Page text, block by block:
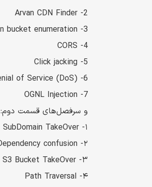
2- Arvan CDN Finder
3- Arvan bucket enumeration
4- CORS
5- Click jacking
6- Denial of Service (DoS)
7- OGNL Injection
و سرفصل‌های قسمت دوم:
۱- SubDomain TakeOver
۲- Dependency confusion
۳- S3 Bucket TakeOver
۴- Path Traversal